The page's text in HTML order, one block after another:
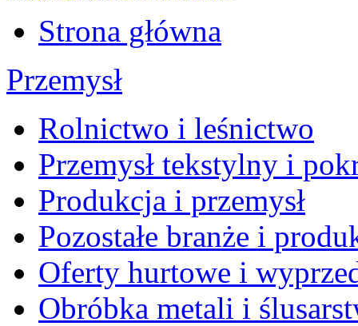
Strona główna
Przemysł
Rolnictwo i leśnictwo
Przemysł tekstylny i
Produkcja i przemysł
Pozostałe branże i
Oferty hurtowe i
Obróbka metali i